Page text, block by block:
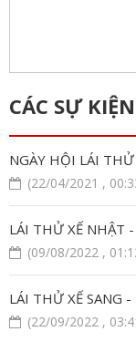
CÁC SỰ
NGÀY HỘI LÁI
(22/04/2021 ,
LÁI THỬ XẾ NHẬT
(09/08/2022 ,
LÁI THỬ XẾ SANG
(22/09/2022 ,